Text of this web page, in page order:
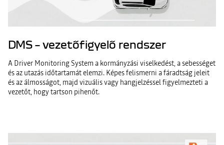
DMS – vezetőfigyelő rendszer
A Driver Monitoring System a kormányzási viselkedést, a sebességet
és az utazás időtartamát elemzi. Képes felismerni a fáradtság jeleit
és az álmosságot, majd vizuális vagy hangjelzéssel figyelmezteti a
vezetőt, hogy tartson pihenőt.